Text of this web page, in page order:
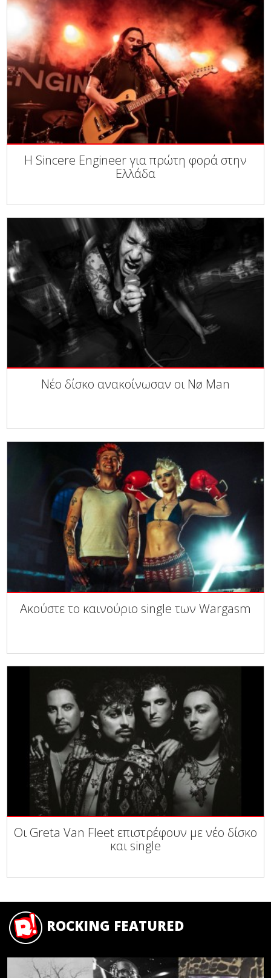
Η Sincere Engineer για πρώτη φορά στην
Ελλάδα
Νέο δίσκο ανακοίνωσαν οι Nø Man
Ακούστε το καινούριο single των Wargasm
Οι Greta Van Fleet επιστρέφουν με νέο δίσκο
και single
ROCKING FEATURED